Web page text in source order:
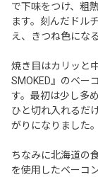
で下味をつけ、粗
ます。刻んだドル
え、きつね色にな
焼き目はカリッと
SMOKED』のベー
す。最初は少し多
ひと切れ入れるだ
がりになりました。
ちなみに北海道の
を使用したベーコ